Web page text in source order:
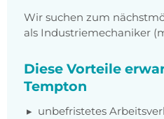
Wir suchen zum
als Industriemechaniker
Diese Vorteile
Tempton
unbefristetes